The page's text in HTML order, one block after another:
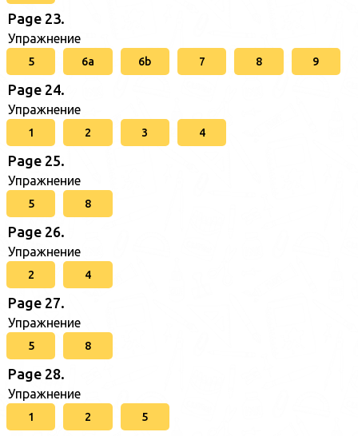
Page 23.
Упражнение
5 6a 6b 7 8 9
Page 24.
Упражнение
1 2 3 4
Page 25.
Упражнение
5 8
Page 26.
Упражнение
2 4
Page 27.
Упражнение
5 8
Page 28.
Упражнение
1 2 5